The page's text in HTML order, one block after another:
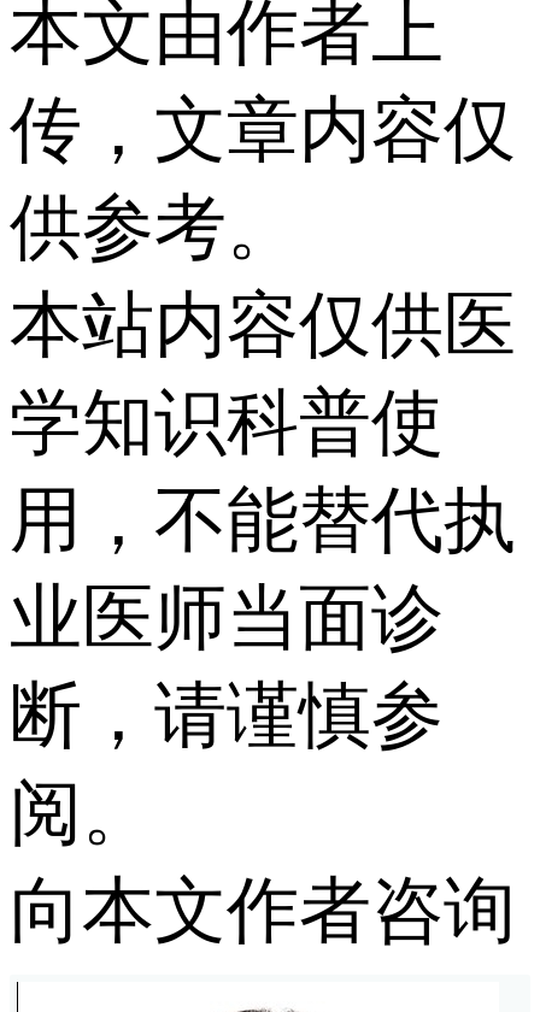
本文由作者上
传，文章内容仅
供参考。
本站内容仅供医
学知识科普使
用，不能替代执
业医师当面诊
断，请谨慎参
阅。
向本文作者咨询